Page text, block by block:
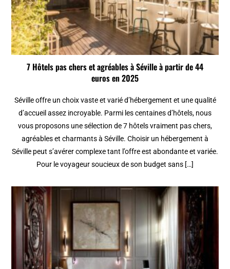
7 Hôtels pas chers et agréables à Séville à partir de 44
euros en 2025
Séville offre un choix vaste et varié d’hébergement et une qualité
d’accueil assez incroyable. Parmi les centaines d’hôtels, nous
vous proposons une sélection de 7 hôtels vraiment pas chers,
agréables et charmants à Séville. Choisir un hébergement à
Séville peut s’avérer complexe tant l’offre est abondante et variée.
Pour le voyageur soucieux de son budget sans […]